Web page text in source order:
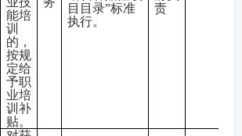
能培
训
的，
按规
定给
予职
业培
训补
贴。
目目录”标准
执行。
责